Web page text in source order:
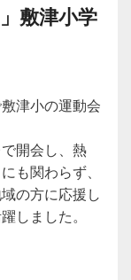
敷津小学
津小の運動会
開会し、熱
も関わらず、
の方に応援し
しました。